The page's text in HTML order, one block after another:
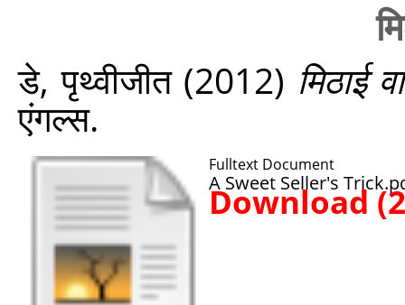
डे, पृथ्वीजीत(2012) मिठाई
एंगल्स.
Fulltext Document
A Sweet Seller's
Download